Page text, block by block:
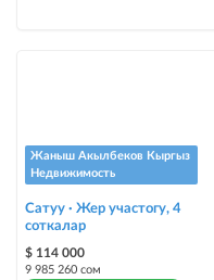
Жаныш Акылбеков Кыргыз
Недвижимость
Сатуу · Жер участогу, 4
соткалар
$ 114 000
9 985 260 сом